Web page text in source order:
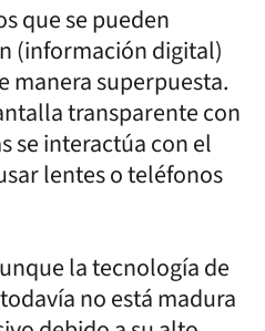
que se pueden
(información digital)
manera superpuesta.
transparente con
se interactúa con el
lentes o teléfonos
la tecnología de
no está madura